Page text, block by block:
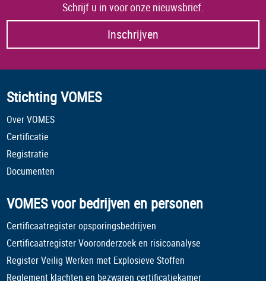
Schrijf u in voor onze nieuwsbrief.
Inschrijven
Stichting VOMES
Over VOMES
Certificatie
Registratie
Documenten
VOMES voor bedrijven en personen
Certificaatregister opsporingsbedrijven
Certificaatregister Vooronderzoek en risicoanalyse
Register Veilig Werken met Explosieve Stoffen
Reglement klachten en bezwaren certificatiekamer